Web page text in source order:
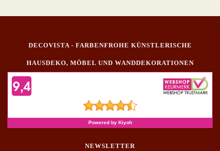
DECOVISTA - FARBENFROHE KÜNSTLERISCHE
HAUSDEKO, MÖBEL UND WANDDEKORATIONEN
NEWSLETTER